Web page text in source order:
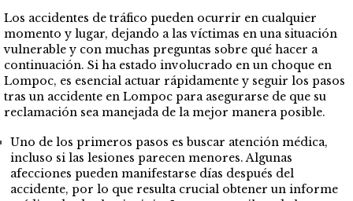
Los accidentes de tráfico pueden ocurrir en cualquier
momento y lugar, dejando a las víctimas en una situación
vulnerable y con muchas preguntas sobre qué hacer a
continuación. Si ha estado involucrado en un choque en
Lompoc, es esencial actuar rápidamente y seguir los pasos
tras un accidente en Lompoc para asegurarse de que su
reclamación sea manejada de la mejor manera posible.
Uno de los primeros pasos es buscar atención médica,
incluso si las lesiones parecen menores. Algunas
afecciones pueden manifestarse días después del
accidente, por lo que resulta crucial obtener un informe